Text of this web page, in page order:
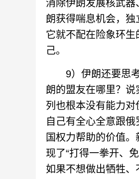
消除伊朗发展核武
朗获得喘息机会，
它就不配在险象环
己。
9）伊朗还要思考
朗的盟友在哪里？
列也根本没有能力
自己有全心全意跟
国权力帮助的价值
现了“打得一拳开、
如果不想做出牺牲